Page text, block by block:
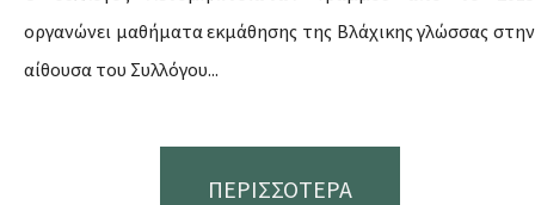
οργανώνει μαθήματα εκμάθησης της Βλάχικης γλώσσας στην
αίθουσα του Συλλόγου...
ΠΕΡΙΣΣΟΤΕΡΑ